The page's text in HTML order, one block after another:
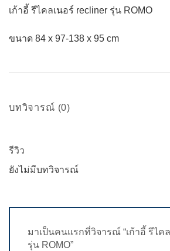
เก้าอี้ รีไคลเนอร์ recliner รุ่น ROMO
ขนาด 84 x 97-138 x 95 cm
บทวิจารณ์ (0)
รีวิว
ยังไม่มีบทวิจารณ์
มาเป็นคนแรกที่วิจารณ์ “เก้าอี้ รีไค
รุ่น ROMO”